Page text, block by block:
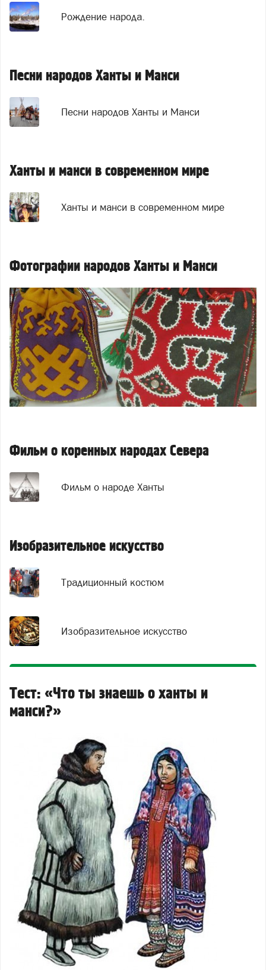
Рождение народа.
Песни народов Ханты и Манси
Песни народов Ханты и Манси
Ханты и манси в современном мире
Ханты и манси в современном мире
Фотографии народов Ханты и Манси
Фильм о коренных народах Севера
Фильм о народе Ханты
Изобразительное искусство
Традиционный костюм
Изобразительное искусство
Тест: «Что ты знаешь о ханты и
манси?»